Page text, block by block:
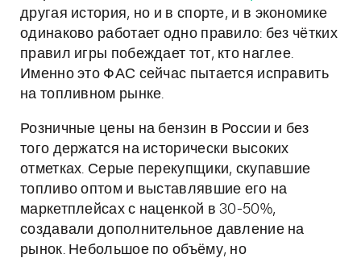
другая история, но и в спорте, и в экономике
одинаково работает одно правило: без чётких
правил игры побеждает тот, кто наглее.
Именно это ФАС сейчас пытается исправить
на топливном рынке.
Розничные цены на бензин в России и без
того держатся на исторически высоких
отметках. Серые перекупщики, скупавшие
топливо оптом и выставлявшие его на
маркетплейсах с наценкой в 30-50%,
создавали дополнительное давление на
рынок. Небольшое по объёму, но